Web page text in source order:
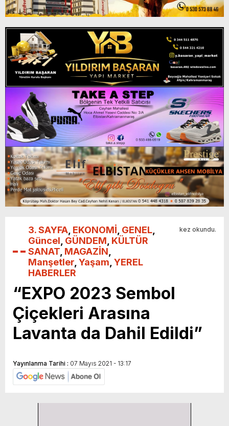
3. SAYFA EKONOMİ GENEL
Güncel GÜNDEM KÜLTÜR
SANAT MAGAZİN
Manşetler Yaşam YEREL
HABERLER
kez okundu.
“EXPO 2023 Sembol
Çiçekleri Arasına
Lavanta da Dahil Edildi”
Yayınlanma Tarihi : 07 Mayıs 2021 - 13:17